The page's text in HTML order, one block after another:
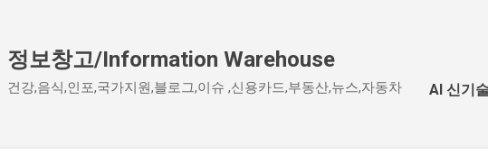
정보창고/Information Warehouse
건강,음식,인포,국가지원,블로그,이슈 ,신용카드,부동산,뉴스,자동차 AI 신기